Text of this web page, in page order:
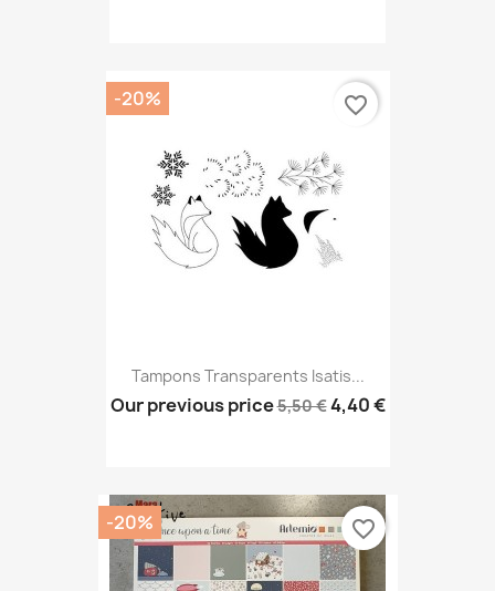
Tampons Transparents Isatis...
Our previous price5,50 €4,40 €
-20% favorite_border
-20% favorite_border